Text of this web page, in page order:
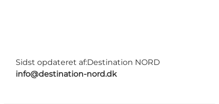
Sidst opdateret af:Destination NORD
info@destination-nord.dk